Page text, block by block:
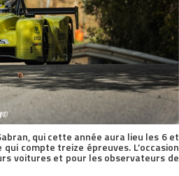
qui cette année aura lieu les 6 et
compte treize épreuves. L’occasion
voitures et pour les observateurs de